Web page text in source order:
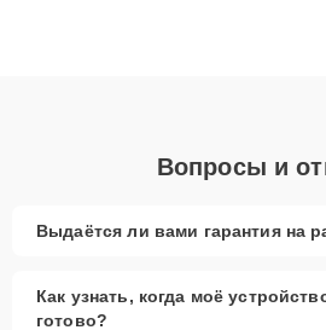
Вопросы и
Выдаётся ли вами гарантия на
Как узнать, когда моё
готово?